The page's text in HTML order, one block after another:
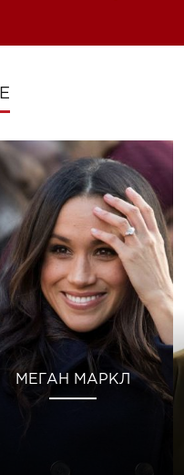
МЕГАН МАРКЛ